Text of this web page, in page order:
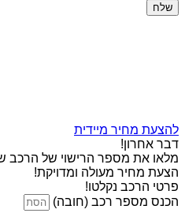
שלח
להצעת מחיר מיידית
דבר אחרון!
מלאו את מספר הרישוי של הרכב
הצעת מחיר מעולה ומדויקת!
פרטי הרכב נקלטו!
הכנס מספר רכב (חובה)